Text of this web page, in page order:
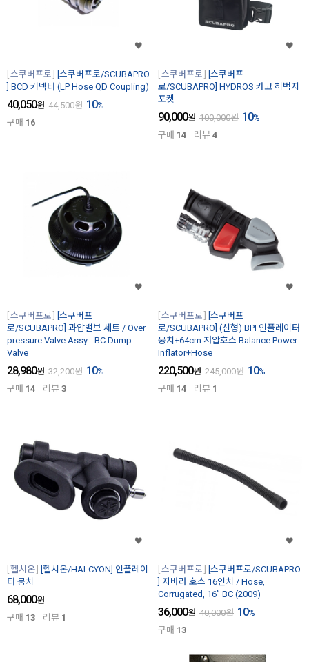
스쿠버프로
[스쿠버프로/SCUBAPRO
] BCD 커넥터 (LP Hose QD Coupling)
40,050원 44,500원 10%
구매 16
스쿠버프로
[스쿠버프
로/SCUBAPRO] HYDROS 카고 허벅지
포켓
90,000원 100,000원 10%
구매 14 리뷰 4
스쿠버프로
[스쿠버프
로/SCUBAPRO] 과압밸브 세트 / Over
pressure Valve Assy - BC Dump
Valve
28,980원 32,200원 10%
구매 14 리뷰 3
스쿠버프로
[스쿠버프
로/SCUBAPRO] (신형) BPI 인플레이터
뭉치+64cm 저압호스 Balance Power
Inflator+Hose
220,500원 245,000원 10%
구매 14 리뷰 1
헬시온
[헬시온/HALCYON] 인플레이
터 뭉치
68,000원
구매 13 리뷰 1
스쿠버프로
[스쿠버프로/SCUBAPRO
] 자바라 호스 16인치 / Hose,
Corrugated, 16’’ BC (2009)
36,000원 40,000원 10%
구매 13